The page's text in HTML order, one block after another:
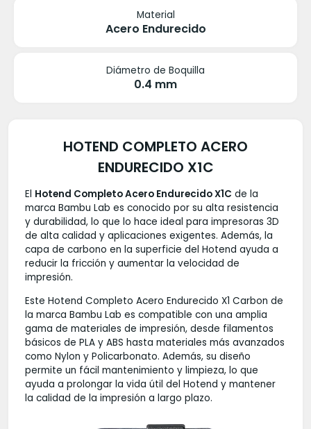
Material
Acero Endurecido
Diámetro de Boquilla
0.4 mm
HOTEND COMPLETO ACERO
ENDURECIDO X1C
El Hotend Completo Acero Endurecido X1C de la
marca Bambu Lab es conocido por su alta resistencia
y durabilidad, lo que lo hace ideal para impresoras 3D
de alta calidad y aplicaciones exigentes. Además, la
capa de carbono en la superficie del Hotend ayuda a
reducir la fricción y aumentar la velocidad de
impresión.
Este Hotend Completo Acero Endurecido X1 Carbon de
la marca Bambu Lab es compatible con una amplia
gama de materiales de impresión, desde filamentos
básicos de PLA y ABS hasta materiales más avanzados
como Nylon y Policarbonato. Además, su diseño
permite un fácil mantenimiento y limpieza, lo que
ayuda a prolongar la vida útil del Hotend y mantener
la calidad de la impresión a largo plazo.